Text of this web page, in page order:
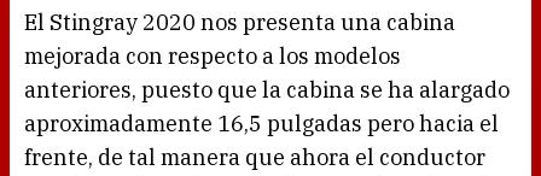
El Stingray 2020 nos presenta una cabina
mejorada con respecto a los modelos
anteriores, puesto que la cabina se ha alargado
aproximadamente 16,5 pulgadas pero hacia el
frente, de tal manera que ahora el conductor